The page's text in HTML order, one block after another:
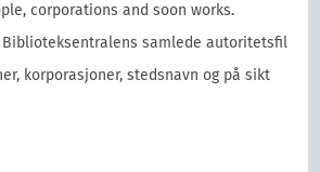
corporations and soon works.
samlede autoritetsfil
korporasjoner, stedsnavn og på sikt